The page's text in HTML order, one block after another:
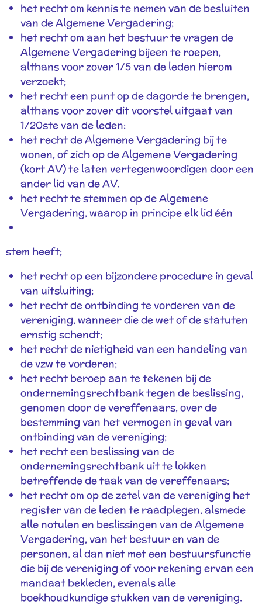
het recht om kennis te nemen van de besluiten
van de Algemene Vergadering;
het recht om aan het bestuur te vragen de
Algemene Vergadering bijeen te roepen,
althans voor zover 1/5 van de leden hierom
verzoekt;
het recht een punt op de dagorde te brengen,
althans voor zover dit voorstel uitgaat van
1/20ste van de leden:
het recht de Algemene Vergadering bij te
wonen, of zich op de Algemene Vergadering
(kort AV) te laten vertegenwoordigen door een
ander lid van de AV.
het recht te stemmen op de Algemene
Vergadering, waarop in principe elk lid één
stem heeft;
het recht op een bijzondere procedure in geval
van uitsluiting;
het recht de ontbinding te vorderen van de
vereniging, wanneer die de wet of de statuten
ernstig schendt;
het recht de nietigheid van een handeling van
de vzw te vorderen;
het recht beroep aan te tekenen bij de
ondernemingsrechtbank tegen de beslissing,
genomen door de vereffenaars, over de
bestemming van het vermogen in geval van
ontbinding van de vereniging;
het recht een beslissing van de
ondernemingsrechtbank uit te lokken
betreffende de taak van de vereffenaars;
het recht om op de zetel van de vereniging het
register van de leden te raadplegen, alsmede
alle notulen en beslissingen van de Algemene
Vergadering, van het bestuur en van de
personen, al dan niet met een bestuursfunctie
die bij de vereniging of voor rekening ervan een
mandaat bekleden, evenals alle
boekhoudkundige stukken van de vereniging.